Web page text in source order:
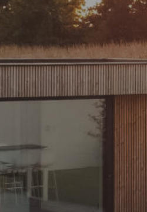
Contacteer ons